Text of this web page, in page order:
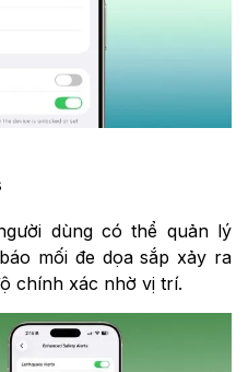
dùng có thể quản lý
mối đe dọa sắp xảy ra
chính xác nhờ vị trí.